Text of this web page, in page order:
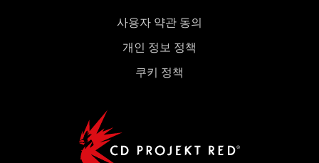
사용자 약관 동의
개인 정보 정책
쿠키 정책